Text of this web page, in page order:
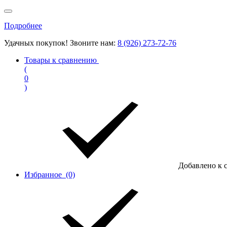
Подробнее
Удачных покупок! Звоните нам: 8 (926) 273-72-76
Товары к сравнению
(
0
)
Добавлено к
Избранное (0)